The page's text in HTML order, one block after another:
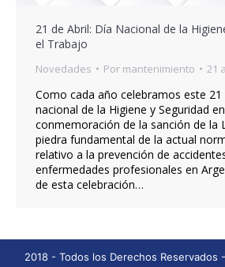
21 de Abril: Día Nacional de la
el Trabajo
Novedades Por mantenimiento 21
Como cada año celebramos este 21
nacional de la Higiene y Seguridad
conmemoración de la sanción de la
piedra fundamental de la actual
relativo a la prevención de
enfermedades profesionales en
de esta celebración…
2018 - Todos los Derechos Reservados -